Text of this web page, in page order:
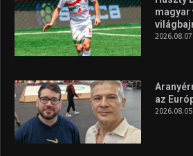
2026.08.07.
az
2026.08.05.